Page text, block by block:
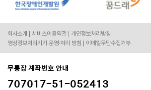
회사소개 서비스이용약관
개인정보처리방침
영상정보처리기기 운영·처리 방침
이메일무단수집거부
무통장 계좌번호 안내
707017-51-052413